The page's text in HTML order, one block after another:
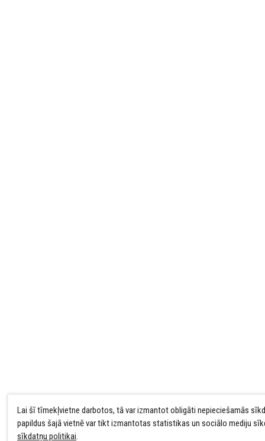
Lai šī tīmekļvietne darbotos, tā var izmantot obligāti nepieciešamās
papildus šajā vietnē var tikt izmantotas statistikas un sociālo mediju
sīkdatņu politikai